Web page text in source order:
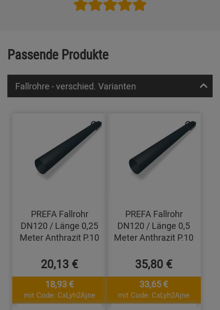
Passende Produkte
Fallrohre - verschied. Varianten
PREFA Fallrohr
DN120 / Länge 0,25
Meter Anthrazit P.10
20,13 €
18,93 €
mit Code: CxLyh2Ajne
PREFA Fallrohr
DN120 / Länge 0,5
Meter Anthrazit P.10
35,80 €
33,65 €
mit Code: CxLyh2Ajne